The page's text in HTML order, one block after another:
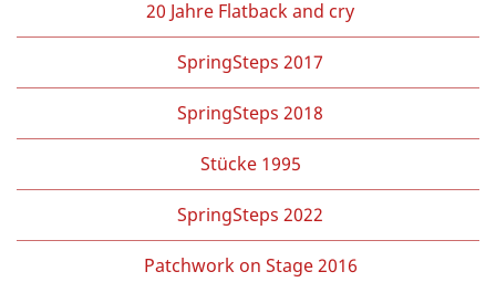
20 Jahre Flatback and cry
SpringSteps 2017
SpringSteps 2018
Stücke 1995
SpringSteps 2022
Patchwork on Stage 2016